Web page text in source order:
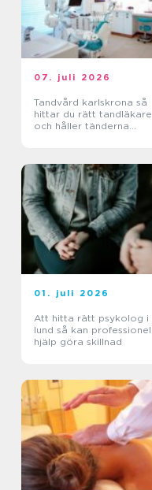
07. juli 2026
Tandvård karlskrona så
hittar du rätt tandläkare
och håller tänderna
01. juli 2026
Att hitta rätt psykolog i
lund så kan professionell
hjälp göra skillnad